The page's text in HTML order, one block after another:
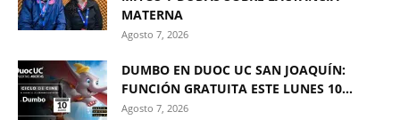
MATERNA
Agosto 7, 2026
DUMBO EN DUOC UC SAN JOAQUÍN:
FUNCIÓN GRATUITA ESTE LUNES 10...
Agosto 7, 2026